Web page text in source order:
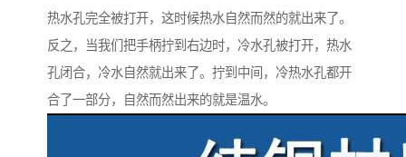
热水孔完全被打开，这时候热水自然而然的就出来了。
反之，当我们把手柄拧到右边时，冷水孔被打开，热水
孔闭合，冷水自然就出来了。拧到中间，冷热水孔都开
合了一部分，自然而然出来的就是温水。